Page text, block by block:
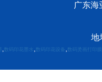
广东海
地
数码印花墨水 数码印花设备 数码烫画打印膜